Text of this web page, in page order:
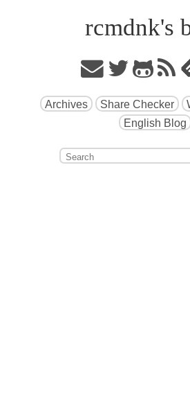
rcmdnk's
Archives Share Checker
English Blog